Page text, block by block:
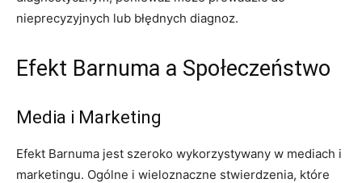
nieprecyzyjnych lub błędnych diagnoz.
Efekt Barnuma a Społeczeństwo
Media i Marketing
Efekt Barnuma jest szeroko wykorzystywany w mediach i
marketingu. Ogólne i wieloznaczne stwierdzenia, które